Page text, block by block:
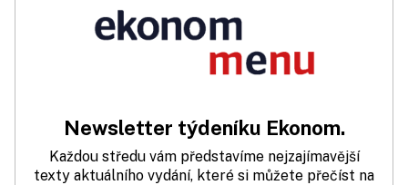
Newsletter týdeníku Ekonom.
Každou středu vám představíme nejzajímavější
texty aktuálního vydání, které si můžete přečíst na